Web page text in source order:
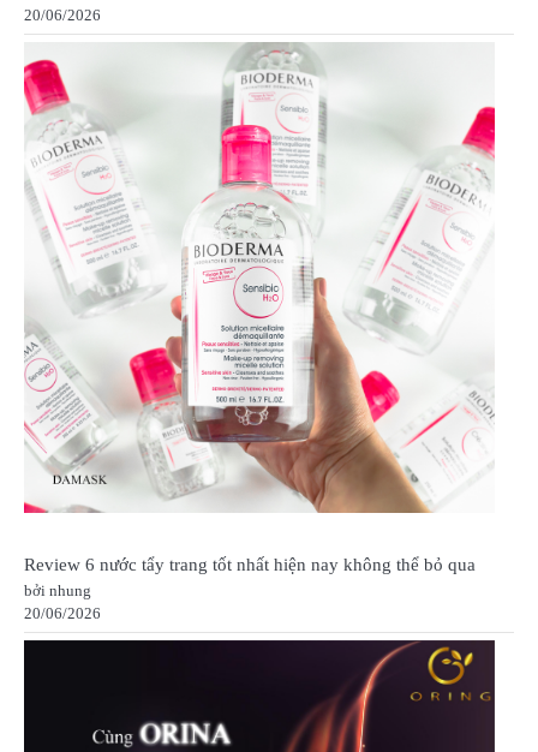
20/06/2026
Review 6 nước tẩy trang tốt nhất hiện nay không thể bỏ qua
bởi nhung
20/06/2026